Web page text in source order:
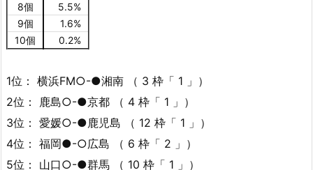
8個
5.5%
9個
1.6%
10個
0.2%
1位： 横浜FM○-●湘南 （ 3 枠「 1 」）
2位： 鹿島○-●京都 （ 4 枠「 1 」）
3位： 愛媛○-●鹿児島 （ 12 枠「 1 」）
4位： 福岡●-○広島 （ 6 枠「 2 」）
5位： 山口○-●群馬 （ 10 枠「 1 」）